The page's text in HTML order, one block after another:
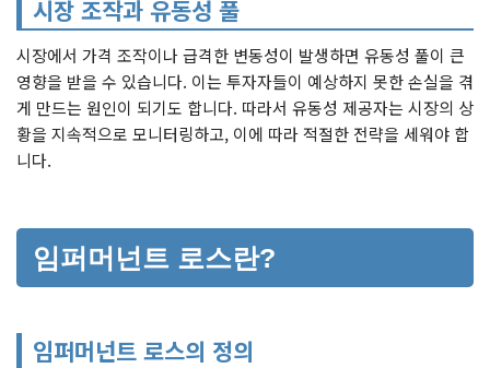
시장 조작과 유동성 풀
시장에서 가격 조작이나 급격한 변동성이 발생하면 유동성 풀이 큰
영향을 받을 수 있습니다. 이는 투자자들이 예상하지 못한 손실을 겪
게 만드는 원인이 되기도 합니다. 따라서 유동성 제공자는 시장의 상
황을 지속적으로 모니터링하고, 이에 따라 적절한 전략을 세워야 합
니다.
임퍼머넌트 로스란?
임퍼머넌트 로스의 정의